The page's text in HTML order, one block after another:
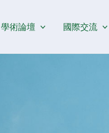
學術論壇 國際交流